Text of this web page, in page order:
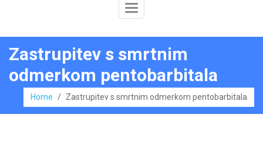
Toggle
Zastrupitev s smrtnim
odmerkom pentobarbitala
Home / Zastrupitev s smrtnim odmerkom pentobarbitala